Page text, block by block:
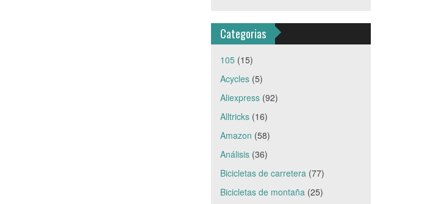
Categorias
105(15)
Acycles(5)
Aliexpress(92)
Alltricks(16)
Amazon (58)
Análisis(36)
Bicicletas de carretera(77)
Bicicletas de montaña(25)